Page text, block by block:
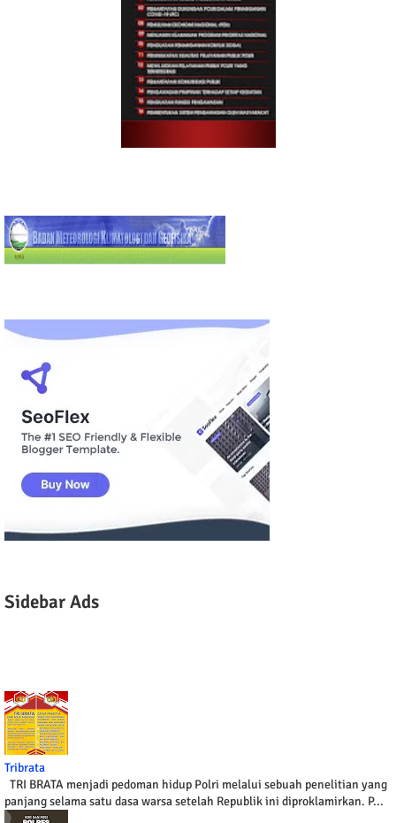
Sidebar Ads
Tribrata
TRI BRATA menjadi pedoman hidup Polri melalui sebuah penelitian yang
panjang selama satu dasa warsa setelah Republik ini diproklamirkan. P...